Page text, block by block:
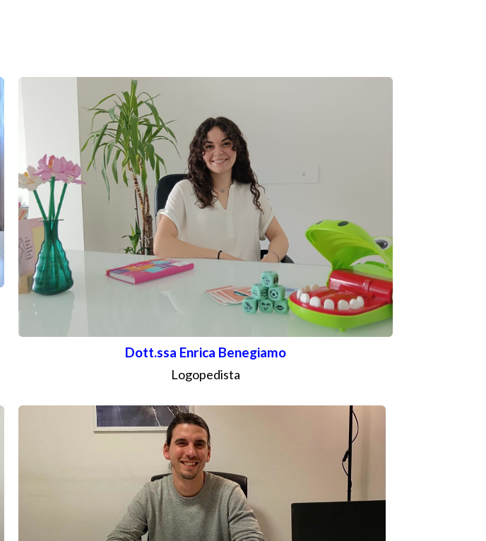
Dott.ssa Enrica Benegiamo
Logopedista